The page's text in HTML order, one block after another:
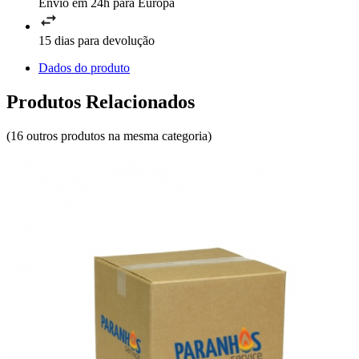
Envio em 24h para Europa
15 dias para devolução
Dados do produto
Produtos Relacionados
(16 outros produtos na mesma categoria)